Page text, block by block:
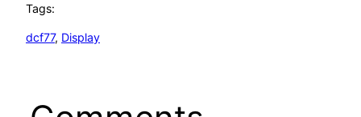
Tags:
dcf77, Display